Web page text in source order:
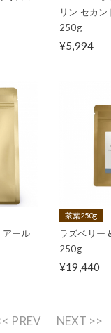
リン セカ
250g
¥5,994
アール
茶葉250g
ラズベリー
250g
¥19,440
PREV NEXT >>